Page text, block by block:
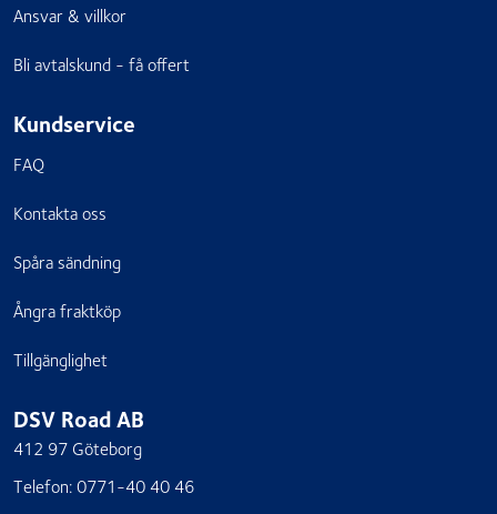
Ansvar & villkor
Bli avtalskund - få offert
Kundservice
FAQ
Kontakta oss
Spåra sändning
Ångra fraktköp
Tillgänglighet
DSV Road AB
412 97 Göteborg
Telefon:0771-40 40 46